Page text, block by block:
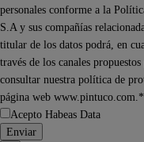
personales conforme a la
S.A y sus compañías
titular de los datos podrá, en
través de los canales
consultar nuestra política de
página web www.pintuco.com.*
Acepto Habeas Data